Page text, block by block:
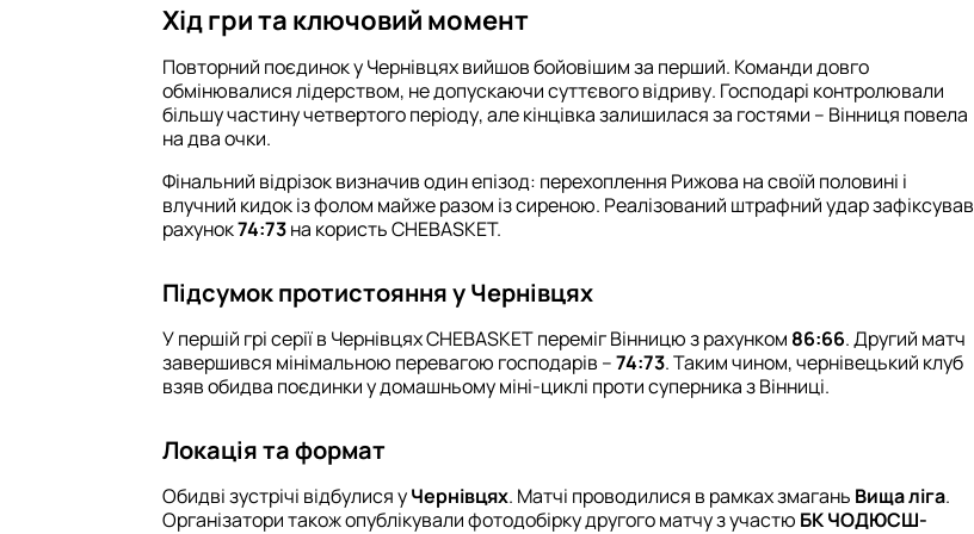
Хід гри та ключовий момент
Повторний поєдинок у Чернівцях вийшов бойовішим за перший. Команди довго
обмінювалися лідерством, не допускаючи суттєвого відриву. Господарі контролювали
більшу частину четвертого періоду, але кінцівка залишилася за гостями – Вінниця повела
на два очки.
Фінальний відрізок визначив один епізод: перехоплення Рижова на своїй половині і
влучний кидок із фолом майже разом із сиреною. Реалізований штрафний удар зафіксував
рахунок74:73на користь CHEBASKET.
Підсумок протистояння у Чернівцях
У першій грі серії в Чернівцях CHEBASKET переміг Вінницю з рахунком 86:66. Другий матч
завершився мінімальною перевагою господарів –74:73. Таким чином, чернівецький клуб
взяв обидва поєдинки у домашньому міні-циклi проти суперника з Вінниці.
Локація та формат
Обидві зустрічі відбулися уЧернівцях. Матчі проводилися в рамках змагань Вища ліга.
Організатори також опублікували фотодобірку другого матчу з участю БК ЧОДЮСШ-